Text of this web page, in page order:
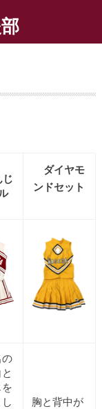
じ
ダイヤモ
ンドセット
の
胸と背中が